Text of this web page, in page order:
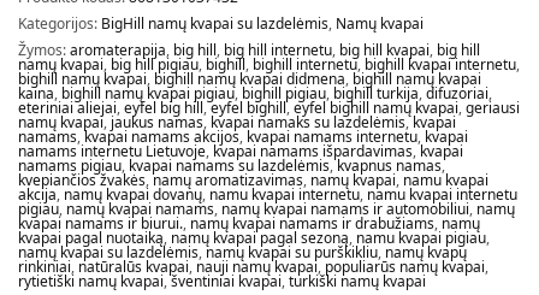
Kategorijos: BigHill namų kvapai su lazdelėmis, Namų kvapai
Žymos:aromaterapija, big hill, big hill internetu, big hill kvapai, big hill
namų kvapai, big hill pigiau, bighill, bighill internetu, bighill kvapai internetu,
bighill namų kvapai, bighill namų kvapai didmena, bighill namų kvapai
kaina, bighill namų kvapai pigiau, bighill pigiau, bighill turkija,difuzoriai,
eteriniai aliejai,eyfel big hill,eyfel bighill,eyfel bighill namų kvapai,geriausi
namų kvapai, jaukus namas, kvapai namaks su lazdelėmis,kvapai
namams,kvapai namams akcijos, kvapai namams internetu, kvapai
namams internetu Lietuvoje, kvapai namams išpardavimas,kvapai
namams pigiau, kvapai namams su lazdelėmis,kvapnus namas,
kvepiančios žvakės,namų aromatizavimas, namų kvapai, namu kvapai
akcija, namų kvapai dovanų, namu kvapai internetu, namu kvapai internetu
pigiau, namų kvapai namams, namų kvapai namams ir automobiliui, namų
kvapai namams ir biurui., namų kvapai namams ir drabužiams, namų
kvapai pagal nuotaiką, namų kvapai pagal sezoną, namu kvapai pigiau,
namų kvapai su lazdelėmis,namų kvapai su purškikliu, namų kvapų
rinkiniai, natūralūs kvapai, nauji namų kvapai, populiarūs namų kvapai,
rytietiški namų kvapai,šventiniai kvapai,turkiški namų kvapai